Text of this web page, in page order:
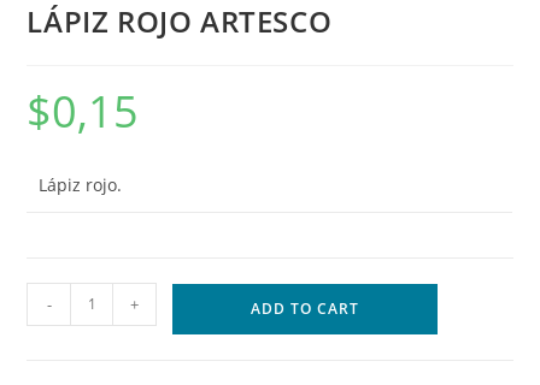
LÁPIZ ROJO ARTESCO
$0,15
Lápiz rojo.
- + ADD TO CART